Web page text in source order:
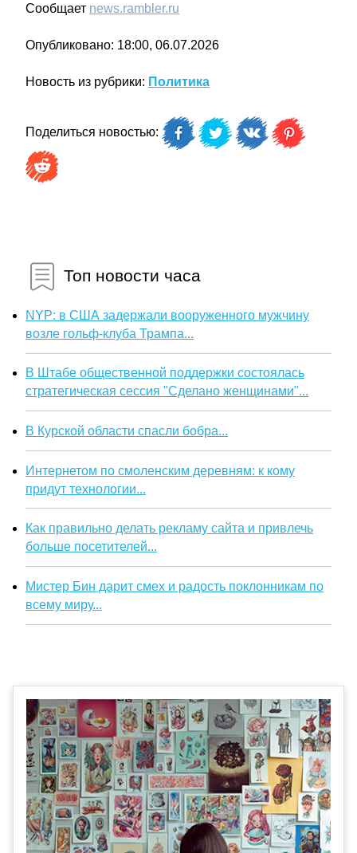
Сообщает news.rambler.ru
Опубликовано: 18:00, 06.07.2026
Новость из рубрики: Политика
Поделиться новостью:
Топ новости часа
NYP: в США задержали вооруженного мужчину
возле гольф-клуба Трампа...
В Штабе общественной поддержки состоялась
стратегическая сессия "Сделано женщинами"...
В Курской области спасли бобра...
Интернетом по смоленским деревням: к кому
придут технологии...
Как правильно делать рекламу сайта и привлечь
больше посетителей...
Мистер Бин дарит смех и радость поклонникам по
всему миру...